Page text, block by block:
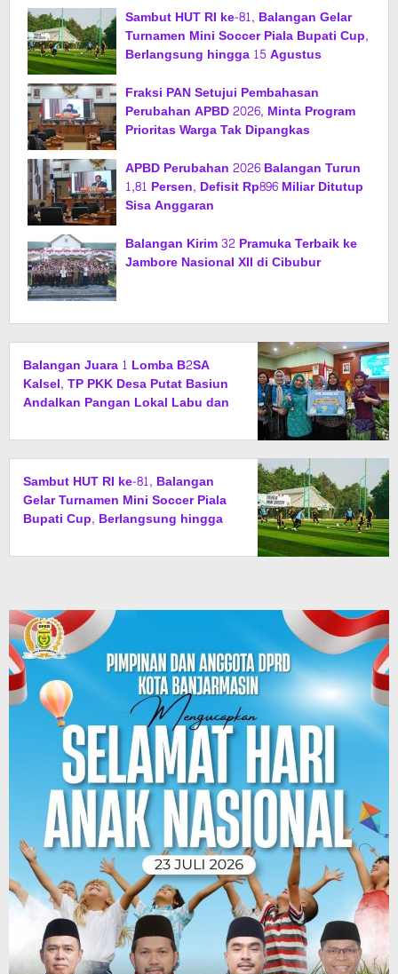
Sambut HUT RI ke-81, Balangan Gelar
Turnamen Mini Soccer Piala Bupati Cup,
Berlangsung hingga 15 Agustus
Fraksi PAN Setujui Pembahasan
Perubahan APBD 2026, Minta Program
Prioritas Warga Tak Dipangkas
APBD Perubahan 2026 Balangan Turun
1,81 Persen, Defisit Rp896 Miliar Ditutup
Sisa Anggaran
Balangan Kirim 32 Pramuka Terbaik ke
Jambore Nasional XII di Cibubur
Balangan Juara 1 Lomba B2SA
Kalsel, TP PKK Desa Putat Basiun
Andalkan Pangan Lokal Labu dan
Sambut HUT RI ke-81, Balangan
Gelar Turnamen Mini Soccer Piala
Bupati Cup, Berlangsung hingga